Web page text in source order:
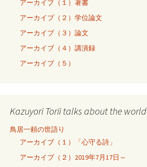
アーカイブ（１）著書
アーカイブ（２）学位論文
アーカイブ（３）論文
アーカイブ（４）講演録
アーカイブ（５）
Kazuyori Torii talks about the world
鳥居一頼の世語り
アーカイブ（１）「心守る詩」
アーカイブ（２）2019年7月17日～